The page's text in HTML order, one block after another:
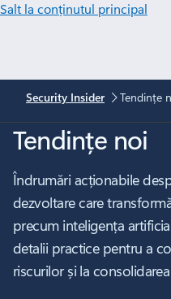
Salt la conținutul principal
Security Insider Tendințe
Tendințe noi
Îndrumări acționabile
dezvoltare care
precum inteligența
detalii practice pentru a
riscurilor și la